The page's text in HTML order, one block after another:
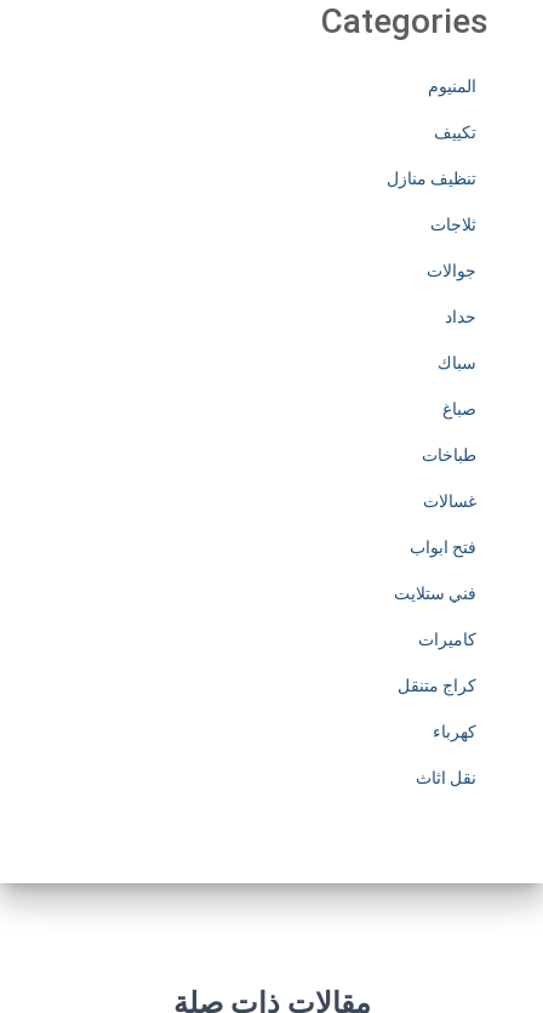
Categories
المنيوم
تكييف
تنظيف منازل
ثلاجات
جوالات
حداد
سباك
صباغ
طباخات
غسالات
فتح ابواب
فني ستلايت
كاميرات
كراج متنقل
كهرباء
نقل اثاث
مقالات ذات صلة